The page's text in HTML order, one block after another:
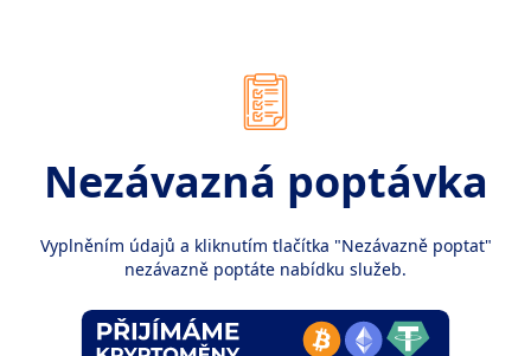
Nezávazná poptávka
Vyplněním údajů a kliknutím tlačítka "Nezávazně poptat"
nezávazně poptáte nabídku služeb.